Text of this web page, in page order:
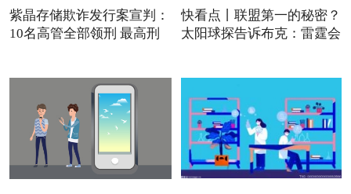
紫晶存储欺诈发行案宣判：
10名高管全部领刑 最高刑
快看点丨联盟第一的秘密？
太阳球探告诉布克：雷霆会